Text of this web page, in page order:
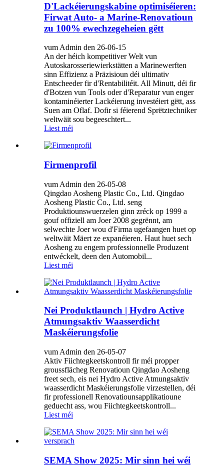
D'Lackéierungskabine optimiséieren:
Firwat Auto- a Marine-Renovatioun
zu 100% ewechzegeheien gëtt
vum Admin den 26-06-15
An der héich kompetitiver Welt vun
Autoskarosseriewierkstätten a Marinewerften
sinn Effizienz a Präzisioun déi ultimativ
Entscheeder fir d'Rentabilitéit. All Minutt, déi fir
d'Botzen vun Tools oder d'Reparatur vun enger
kontaminéierter Lackéierung investéiert gëtt, ass
Suen am Oflaf. Dofir si féierend Sprëtztechniker
weltwäit sou begeeschtert...
Liest méi
Firmenprofil
vum Admin den 26-05-08
Qingdao Aosheng Plastic Co., Ltd. Qingdao
Aosheng Plastic Co., Ltd. seng
Produktiounswuerzelen ginn zréck op 1999 a
gouf offiziell am Joer 2008 gegrënnt, am
selwechte Joer wou d'Firma ugefaangen huet op
weltwäit Mäert ze expanéieren. Haut huet sech
Aosheng zu engem professionnelle Produzent
entwéckelt, deen den Automobil...
Liest méi
Nei Produktlaunch | Hydro Active
Atmungsaktiv Waasserdicht
Maskéierungsfolie
vum Admin den 26-05-07
Aktiv Fiichtegkeetskontroll fir méi propper
groussflächeg Renovatioun Qingdao Aosheng
freet sech, eis nei Hydro Active Atmungsaktiv
waasserdicht Maskéierungsfolie virzestellen, déi
fir professionell Renovatiounsapplikatioune
geduecht ass, wou Fiichtegkeetskontroll...
Liest méi
SEMA Show 2025: Mir sinn hei wéi